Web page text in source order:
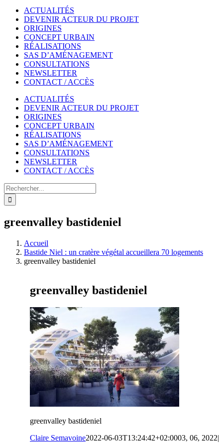
ACTUALITÉS
DEVENIR ACTEUR DU PROJET
ORIGINES
CONCEPT URBAIN
RÉALISATIONS
SAS D’AMÉNAGEMENT
CONSULTATIONS
NEWSLETTER
CONTACT / ACCÈS
ACTUALITÉS
DEVENIR ACTEUR DU PROJET
ORIGINES
CONCEPT URBAIN
RÉALISATIONS
SAS D’AMÉNAGEMENT
CONSULTATIONS
NEWSLETTER
CONTACT / ACCÈS
Rechercher
greenvalley bastideniel
Accueil
Bastide Niel : un cratère végétal accueillera 70 logements
greenvalley bastideniel
greenvalley bastideniel
greenvalley bastideniel
Claire Semavoine2022-06-03T13:24:42+02:0003, 06, 2022|